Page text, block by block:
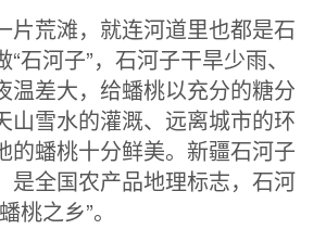
片荒滩，就连河道里也都是石
石河子”，石河子干旱少雨、
温差大，给蟠桃以充分的糖分
山雪水的灌溉、远离城市的环
的蟠桃十分鲜美。新疆石河子
是全国农产品地理标志，石河
桃之乡”。